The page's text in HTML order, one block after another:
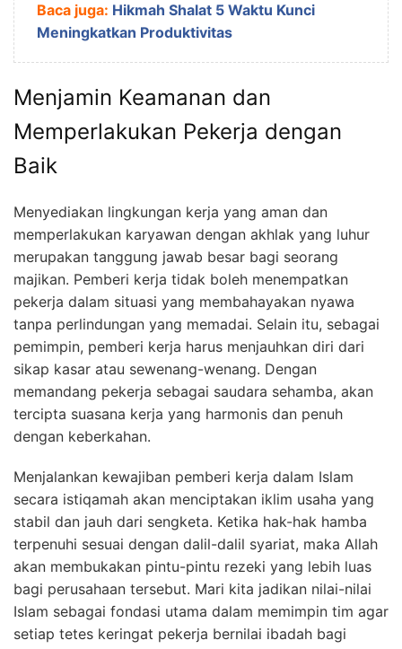
Baca juga: Hikmah Shalat 5 Waktu Kunci
Meningkatkan Produktivitas
Menjamin Keamanan dan
Memperlakukan Pekerja dengan
Baik
Menyediakan lingkungan kerja yang aman dan
memperlakukan karyawan dengan akhlak yang luhur
merupakan tanggung jawab besar bagi seorang
majikan. Pemberi kerja tidak boleh menempatkan
pekerja dalam situasi yang membahayakan nyawa
tanpa perlindungan yang memadai. Selain itu, sebagai
pemimpin, pemberi kerja harus menjauhkan diri dari
sikap kasar atau sewenang-wenang. Dengan
memandang pekerja sebagai saudara sehamba, akan
tercipta suasana kerja yang harmonis dan penuh
dengan keberkahan.
Menjalankan kewajiban pemberi kerja dalam Islam
secara istiqamah akan menciptakan iklim usaha yang
stabil dan jauh dari sengketa. Ketika hak-hak hamba
terpenuhi sesuai dengan dalil-dalil syariat, maka Allah
akan membukakan pintu-pintu rezeki yang lebih luas
bagi perusahaan tersebut. Mari kita jadikan nilai-nilai
Islam sebagai fondasi utama dalam memimpin tim agar
setiap tetes keringat pekerja bernilai ibadah bagi